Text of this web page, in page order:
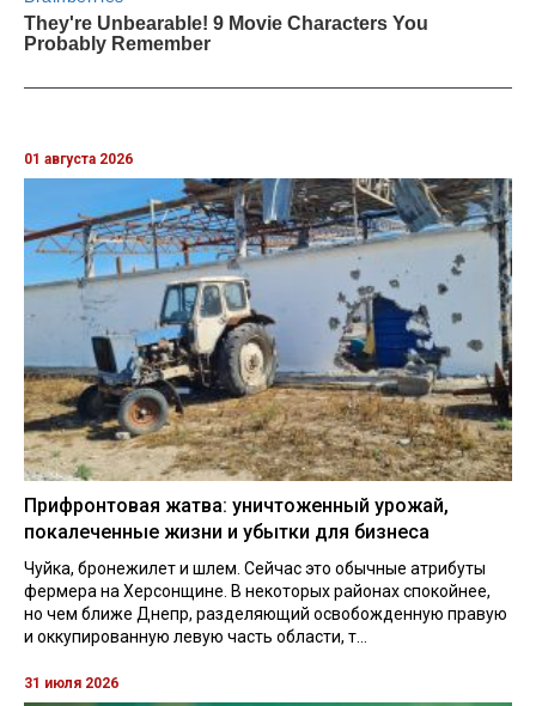
01 августа 2026
Прифронтовая жатва: уничтоженный урожай,
покалеченные жизни и убытки для бизнеса
Чуйка, бронежилет и шлем. Сейчас это обычные атрибуты
фермера на Херсонщине. В некоторых районах спокойнее,
но чем ближе Днепр, разделяющий освобожденную правую
и оккупированную левую часть области, т...
31 июля 2026